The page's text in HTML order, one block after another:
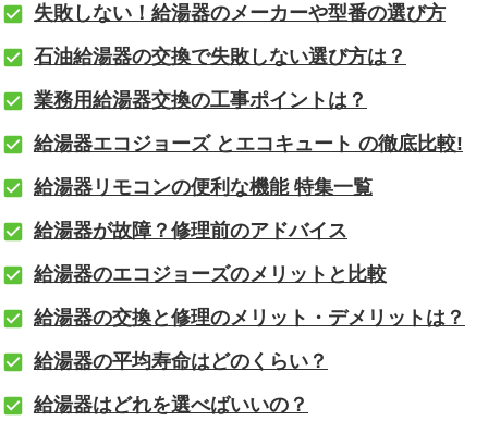
失敗しない！給湯器のメーカーや型番の選び方
石油給湯器の交換で失敗しない選び方は？
業務用給湯器交換の工事ポイントは？
給湯器エコジョーズ とエコキュート の徹底比較!
給湯器リモコンの便利な機能 特集一覧
給湯器が故障？修理前のアドバイス
給湯器のエコジョーズのメリットと比較
給湯器の交換と修理のメリット・デメリットは？
給湯器の平均寿命はどのくらい？
給湯器はどれを選べばいいの？